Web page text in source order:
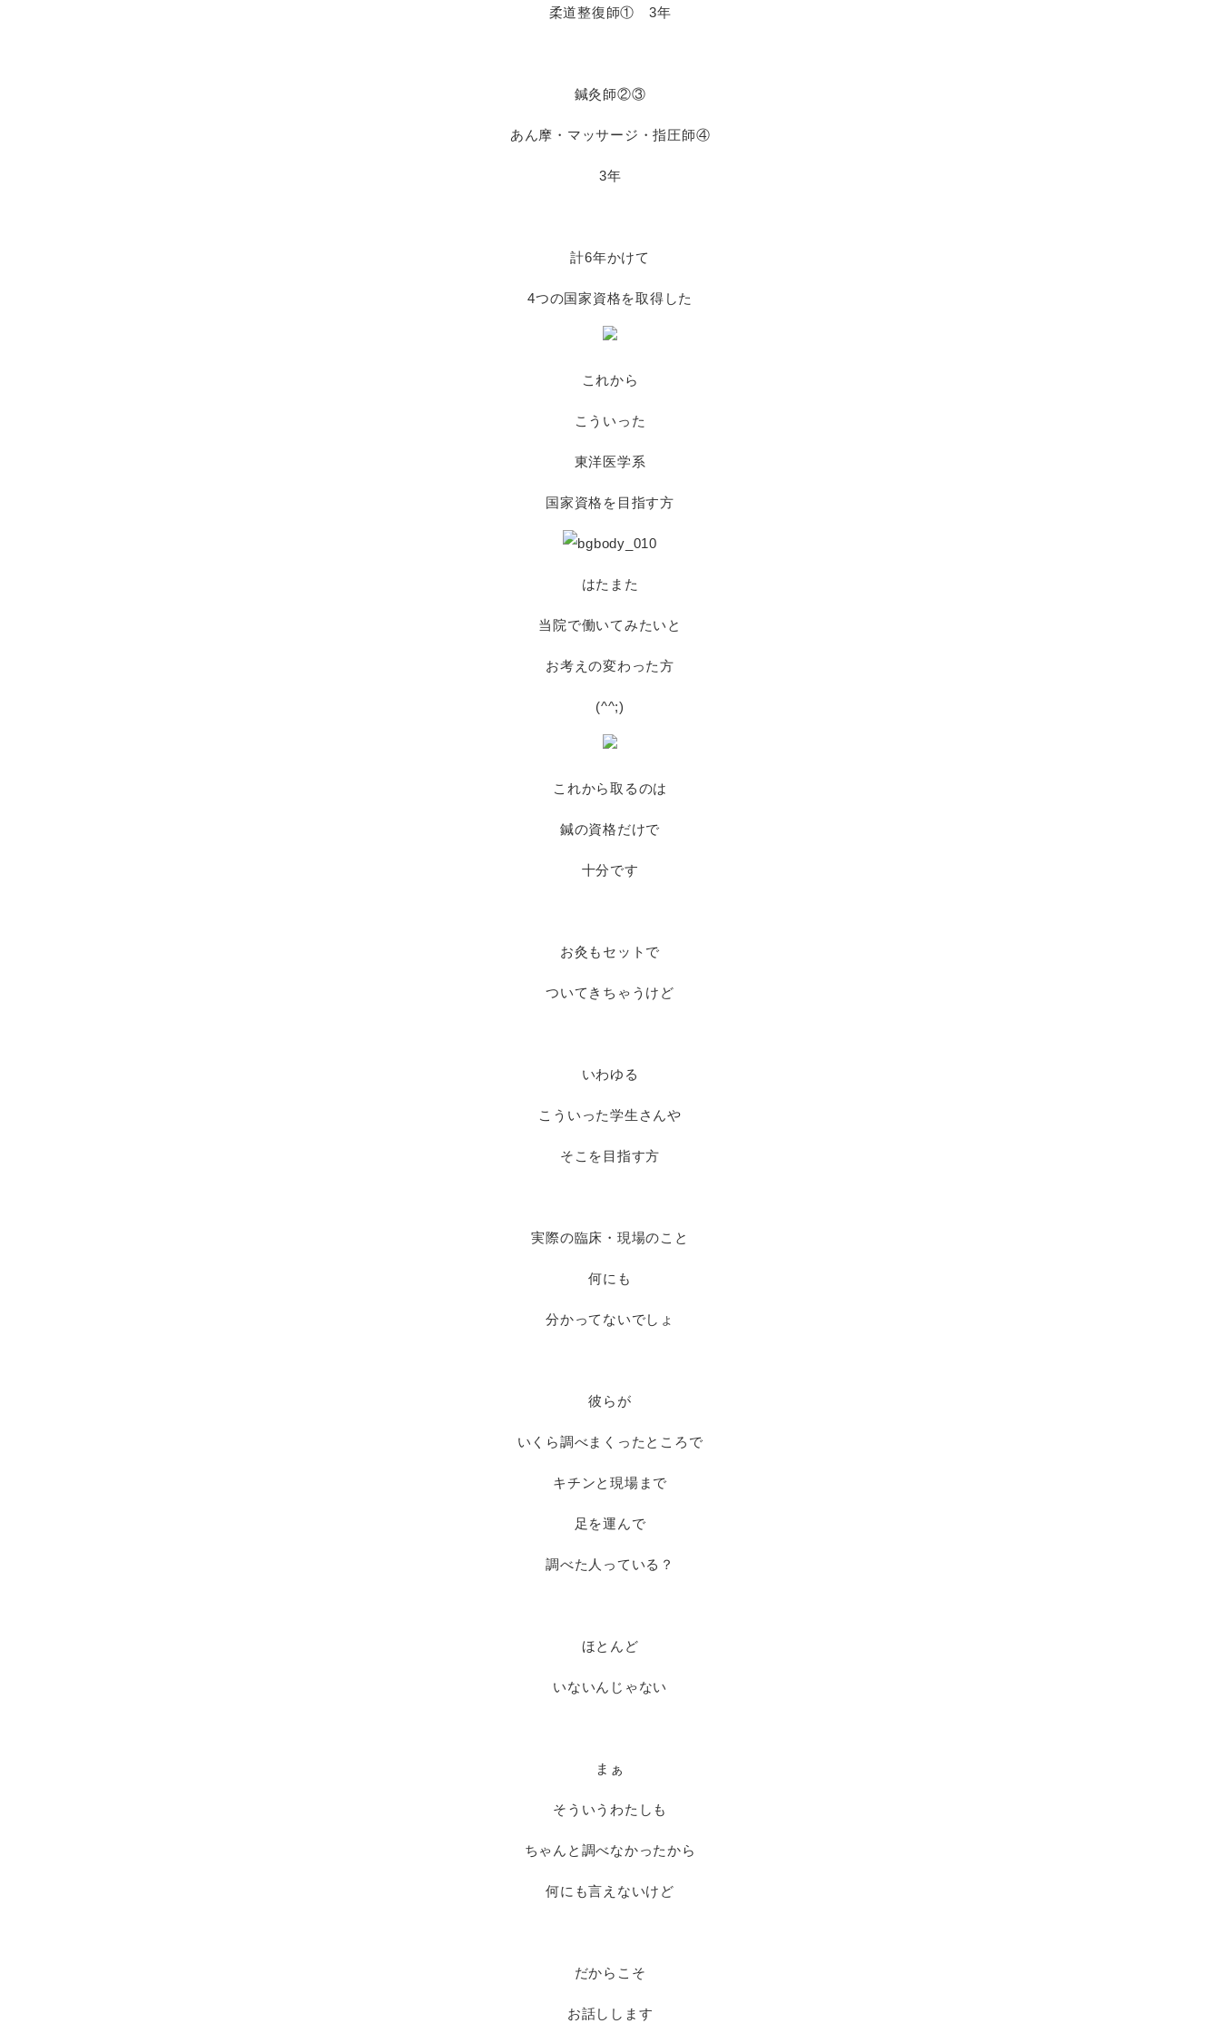
柔道整復師① 3年
鍼灸師②③
あん摩・マッサージ・指圧師④
3年
計6年かけて
4つの国家資格を取得した
これから
こういった
東洋医学系
国家資格を目指す方
はたまた
当院で働いてみたいと
お考えの変わった方
(^^;)
これから取るのは
鍼の資格だけで
十分です
お灸もセットで
ついてきちゃうけど
いわゆる
こういった学生さんや
そこを目指す方
実際の臨床・現場のこと
何にも
分かってないでしょ
彼らが
いくら調べまくったところで
キチンと現場まで
足を運んで
調べた人っている？
ほとんど
いないんじゃない
まぁ
そういうわたしも
ちゃんと調べなかったから
何にも言えないけど
だからこそ
お話しします